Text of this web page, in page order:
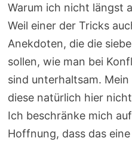
Warum ich nicht längst
Weil einer der Tricks
Anekdoten, die die
sollen, wie man bei
sind unterhaltsam.
diese natürlich hier
Ich beschränke mich
Hoffnung, dass das